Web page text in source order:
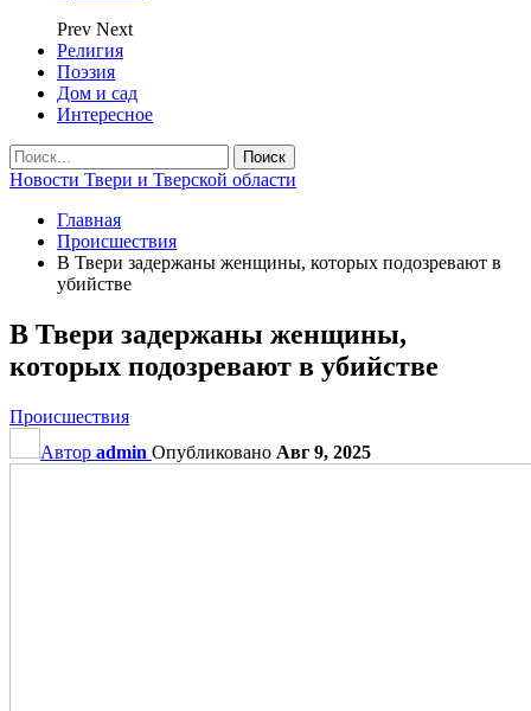
Prev Next
Религия
Поэзия
Дом и сад
Интересное
Новости Твери и Тверской области
Главная
Происшествия
В Твери задержаны женщины, которых подозревают в
убийстве
В Твери задержаны женщины,
которых подозревают в убийстве
Происшествия
Автор admin Опубликовано Авг 9, 2025